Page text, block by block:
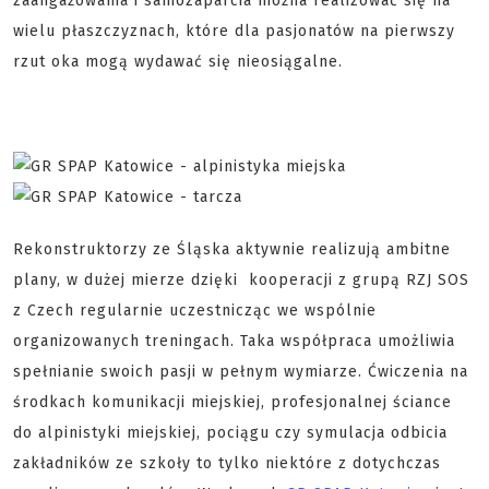
wielu płaszczyznach, które dla pasjonatów na pierwszy
rzut oka mogą wydawać się nieosiągalne.
Rekonstruktorzy ze Śląska aktywnie realizują ambitne
plany, w dużej mierze dzięki kooperacji z grupą RZJ SOS
z Czech regularnie uczestnicząc we wspólnie
organizowanych treningach. Taka współpraca umożliwia
spełnianie swoich pasji w pełnym wymiarze. Ćwiczenia na
środkach komunikacji miejskiej, profesjonalnej ściance
do alpinistyki miejskiej, pociągu czy symulacja odbicia
zakładników ze szkoły to tylko niektóre z dotychczas